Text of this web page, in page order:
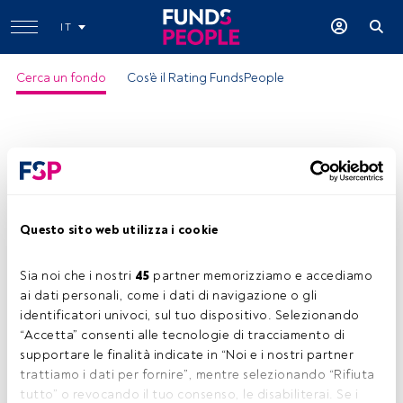
Questo sito web utilizza i cookie
Sia noi che i nostri 45 partner memorizziamo e accediamo
ai dati personali, come i dati di navigazione o gli
identificatori univoci, sul tuo dispositivo. Selezionando
“Accetta” consenti alle tecnologie di tracciamento di
supportare le finalità indicate in “Noi e i nostri partner
trattiamo i dati per fornire”, mentre selezionando “Rifiuta
tutto” o revocando il tuo consenso, le disabiliterai. Se i
IT
Cerca un fondo Cos'è il Rating FundsPeople
ISIN:LU2188799857
Categoria Morningstar: Sector Equity Ecology
Società: UBS Asset Management
Condividi: